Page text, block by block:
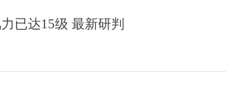
已达15级 最新研判